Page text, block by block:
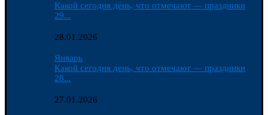
Какой сегодня день, что отмечают — праздники
29...
28.01.2026
Январь
Какой сегодня день, что отмечают — праздники
28...
27.01.2026